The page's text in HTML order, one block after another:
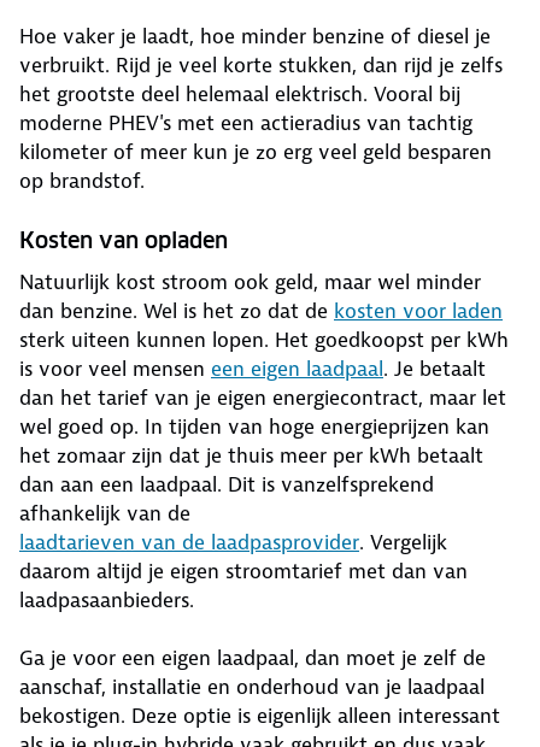
Hoe vaker je laadt, hoe minder benzine of diesel je
verbruikt. Rijd je veel korte stukken, dan rijd je zelfs
het grootste deel helemaal elektrisch. Vooral bij
moderne PHEV's met een actieradius van tachtig
kilometer of meer kun je zo erg veel geld besparen
op brandstof.
Kosten van opladen
Natuurlijk kost stroom ook geld, maar wel minder
dan benzine. Wel is het zo dat de kosten voor laden
sterk uiteen kunnen lopen. Het goedkoopst per kWh
is voor veel mensen een eigen laadpaal. Je betaalt
dan het tarief van je eigen energiecontract, maar let
wel goed op. In tijden van hoge energieprijzen kan
het zomaar zijn dat je thuis meer per kWh betaalt
dan aan een laadpaal. Dit is vanzelfsprekend
afhankelijk van de
laadtarieven van de laadpasprovider. Vergelijk
daarom altijd je eigen stroomtarief met dan van
laadpasaanbieders.
Ga je voor een eigen laadpaal, dan moet je zelf de
aanschaf, installatie en onderhoud van je laadpaal
bekostigen. Deze optie is eigenlijk alleen interessant